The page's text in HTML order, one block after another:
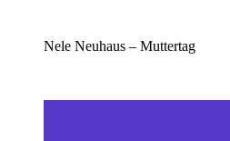
Nele Neuhaus – Muttertag